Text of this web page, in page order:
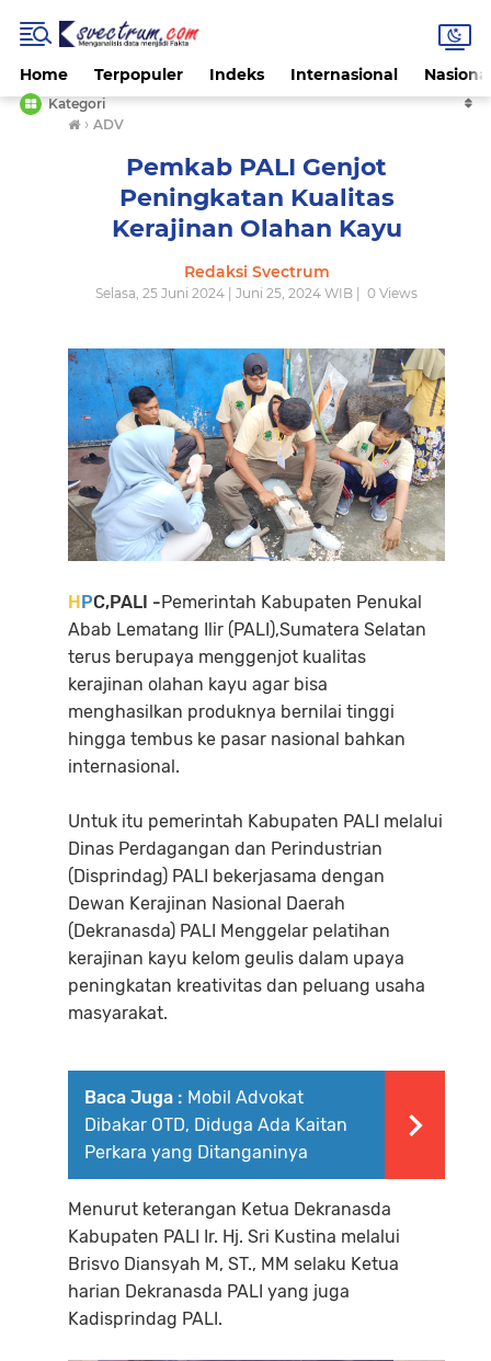
Home Terpopuler Indeks Internasional
Kategori
› ADV
Pemkab PALI Genjot
Peningkatan Kualitas
Kerajinan Olahan Kayu
Redaksi Svectrum
Selasa, 25 Juni 2024 | Juni 25, 2024 WIB | 0 Views
HPC,PALI -Pemerintah Kabupaten Penukal
Abab Lematang Ilir (PALI),Sumatera Selatan
terus berupaya menggenjot kualitas
kerajinan olahan kayu agar bisa
menghasilkan produknya bernilai tinggi
hingga tembus ke pasar nasional bahkan
internasional.
Untuk itu pemerintah Kabupaten PALI melalui
Dinas Perdagangan dan Perindustrian
(Disprindag) PALI bekerjasama dengan
Dewan Kerajinan Nasional Daerah
(Dekranasda) PALI Menggelar pelatihan
kerajinan kayu kelom geulis dalam upaya
peningkatan kreativitas dan peluang usaha
masyarakat.
Baca Juga : Mobil Advokat
Dibakar OTD, Diduga Ada Kaitan
Perkara yang Ditanganinya
Menurut keterangan Ketua Dekranasda
Kabupaten PALI Ir. Hj. Sri Kustina melalui
Brisvo Diansyah M, ST., MM selaku Ketua
harian Dekranasda PALI yang juga
Kadisprindag PALI.